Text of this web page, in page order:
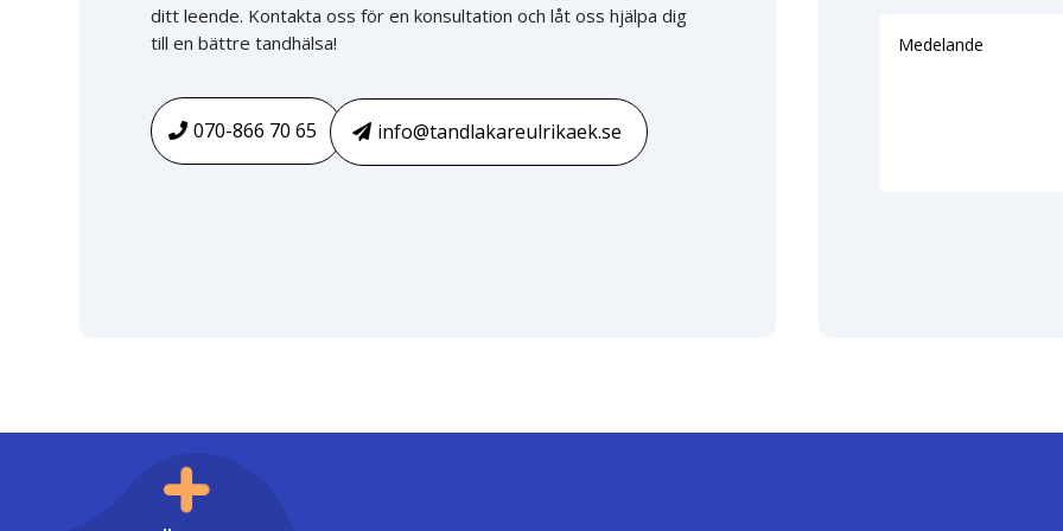
ditt leende. Kontakta oss för en konsultation och låt oss hjälpa dig
till en bättre tandhälsa!
070-866 70 65 info@tandlakareulrikaek.se